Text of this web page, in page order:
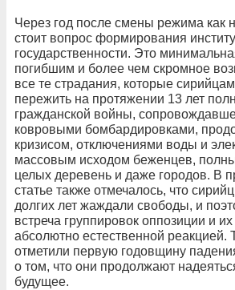
Через год после смены режима как
стоит вопрос формирования
государственности. Это
погибшим и более чем скромное
все те страдания, которые
пережить на протяжении 13 лет
гражданской войны,
ковровыми бомбардировками,
кризисом, отключениями воды и
массовым исходом беженцев,
целых деревень и даже городов. В
статье также отмечалось, что
долгих лет жаждали свободы, и
встреча группировок оппозиции и
абсолютно естественной реакцией.
отметили первую годовщину
о том, что они продолжают
будущее.